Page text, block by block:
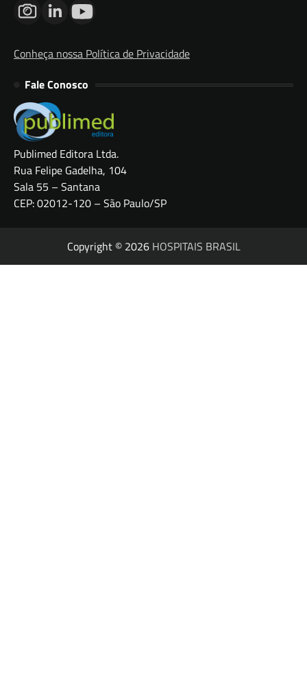
Conheça nossa Política de Privacidade
Fale Conosco
Publimed Editora Ltda.
Rua Felipe Gadelha, 104
Sala 55 – Santana
CEP: 02012-120 – São Paulo/SP
Copyright © 2026 HOSPITAIS BRASIL